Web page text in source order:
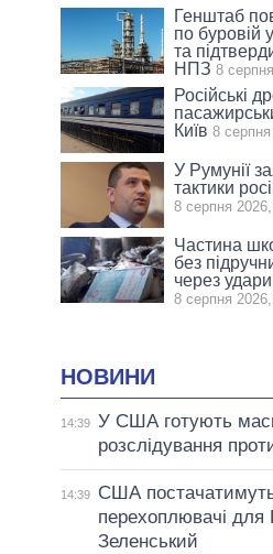
Генштаб
по буровій
та
НПЗ 8
Російські
Київ 8
У Румунії
тактики
8 серпня
Частина
без
через
8 серпня
НОВИНИ
14:39 У США готують
розслідування
14:39
США постачатимуть
перехоплювачі
Зеленський